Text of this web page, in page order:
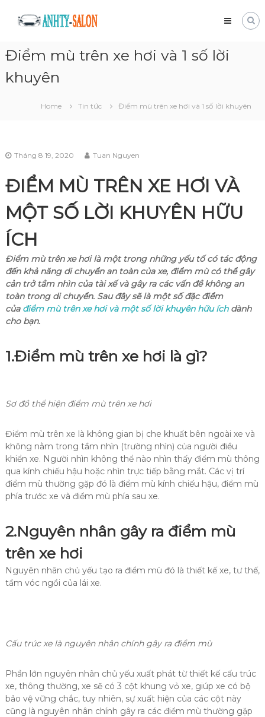
content
Mua
bán
tải
cũ
Giá
Điểm mù trên xe hơi và 1 số lời
khuyên
Home Tin tức Điểm mù trên xe hơi và 1 số lời khuyên
Tháng 8 19, 2020 Tuan Nguyen
ĐIỂM MÙ TRÊN XE HƠI VÀ
MỘT SỐ LỜI KHUYÊN HỮU
ÍCH
Điểm mù trên xe hơi là một trong những yếu tố có tác động
đến khả năng di chuyển an toàn của xe, điểm mù có thể gây
cản trở tầm nhìn của tài xế và gây ra các vấn đề không an
toàn trong di chuyển. Sau đây sẽ là một số đặc điểm
của điểm mù trên xe hơi và một số lời khuyên hữu íchdành
cho bạn.
1.Điểm mù trên xe hơi là gì?
Sơ đồ thể hiện điểm mù trên xe hơi
Điểm mù trên xe là không gian bị che khuất bên ngoài xe và
không nằm trong tầm nhìn (trường nhìn) của người điều
khiển xe. Người nhìn không thể nào nhìn thấy điểm mù thông
qua kính chiếu hậu hoặc nhìn trực tiếp bằng mắt. Các vị trí
điểm mù thường gặp đó là điểm mù kính chiếu hậu, điểm mù
phía trước xe và điểm mù phía sau xe.
2.Nguyên nhân gây ra điểm mù
trên xe hơi
Nguyên nhân chủ yếu tạo ra điểm mù đó là thiết kế xe, tư thế,
tầm vóc ngồi của lái xe.
Cấu trúc xe là nguyên nhân chính gây ra điểm mù
Phần lớn nguyên nhân chủ yếu xuất phát từ thiết kế cấu trúc
xe, thông thường, xe sẽ có 3 cột khung vỏ xe, giúp xe có bộ
bảo vệ vững chắc, tuy nhiên, sự xuất hiện của các cột này
cũng là nguyên nhân chính gây ra các điểm mù thường gặp